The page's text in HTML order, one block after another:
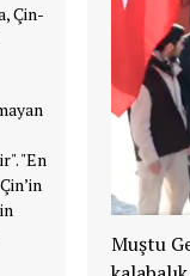
Çin-
"En
Muştu